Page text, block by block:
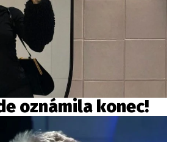
oznámila konec!